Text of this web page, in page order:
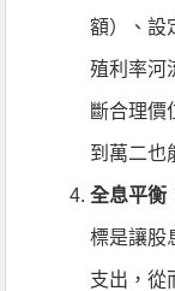
額）、設
殖利率河
斷合理價
到萬二也
全息平衡
標是讓股
支出，從